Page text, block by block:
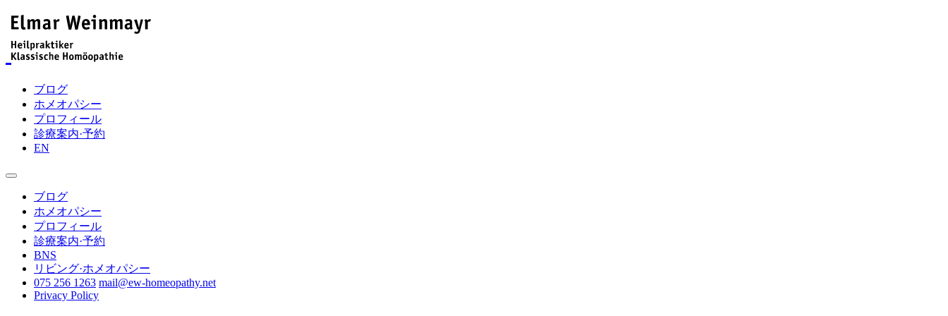
ブログ
ホメオパシー
プロフィール
診療案内·予約
EN
ブログ
ホメオパシー
プロフィール
診療案内·予約
BNS
リビング·ホメオパシー
075 256 1263 mail@ew-homeopathy.net
Privacy Policy